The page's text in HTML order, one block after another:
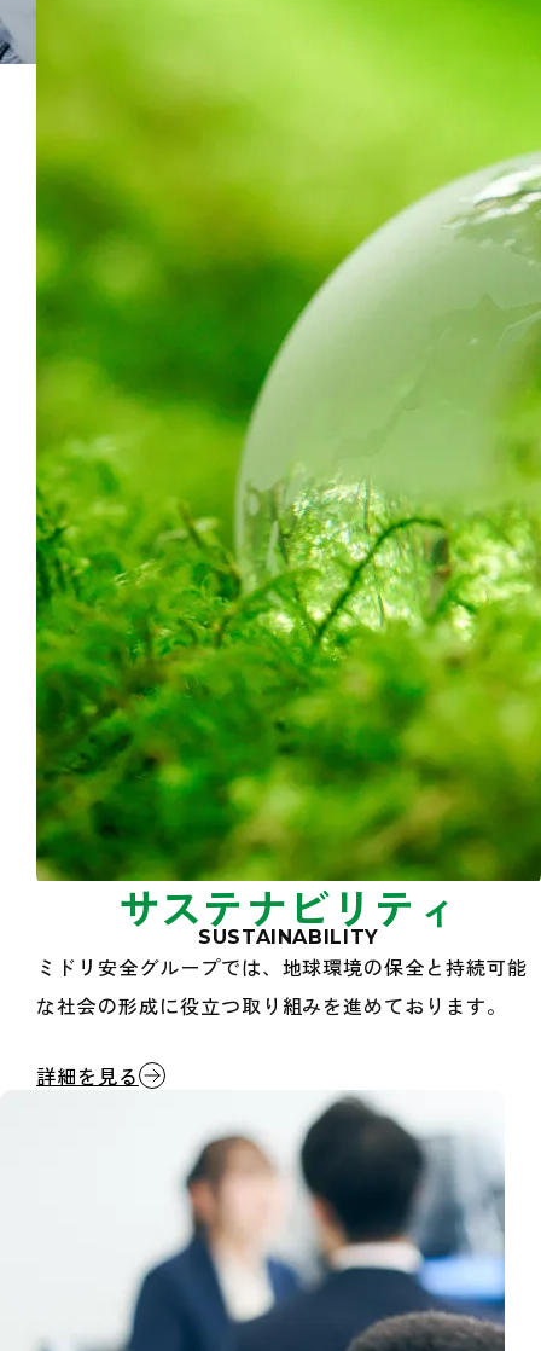
サステナビリティ
SUSTAINABILITY
ミドリ安全グループでは、地球環境の保全と持続可能
な社会の形成に役立つ取り組みを進めております。
サステナビリティ
詳細を見る